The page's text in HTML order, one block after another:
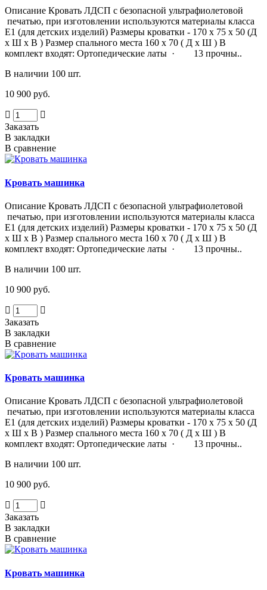
Описание Кровать ЛДСП с безопасной ультрафиолетовой
печатью, при изготовлении используются материалы класса
Е1 (для детских изделий) Размеры кроватки - 170 х 75 х 50 (Д
х Ш х В ) Размер спального места 160 х 70 ( Д х Ш ) В
комплект входят: Ортопедические латы · 13 прочны..
В наличии 100 шт.
10 900 руб.
Заказать
В закладки
В сравнение
Кровать машинка
Описание Кровать ЛДСП с безопасной ультрафиолетовой
печатью, при изготовлении используются материалы класса
Е1 (для детских изделий) Размеры кроватки - 170 х 75 х 50 (Д
х Ш х В ) Размер спального места 160 х 70 ( Д х Ш ) В
комплект входят: Ортопедические латы · 13 прочны..
В наличии 100 шт.
10 900 руб.
Заказать
В закладки
В сравнение
Кровать машинка
Описание Кровать ЛДСП с безопасной ультрафиолетовой
печатью, при изготовлении используются материалы класса
Е1 (для детских изделий) Размеры кроватки - 170 х 75 х 50 (Д
х Ш х В ) Размер спального места 160 х 70 ( Д х Ш ) В
комплект входят: Ортопедические латы · 13 прочны..
В наличии 100 шт.
10 900 руб.
Заказать
В закладки
В сравнение
Кровать машинка